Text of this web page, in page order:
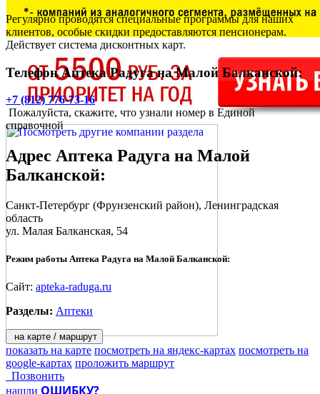
Регулярно проводятся специальные программы для наших
клиентов, особые скидки предоставляются пенсионерам.
Действует система дисконтных карт.
Телефон Аптека Радуга на Малой Балканской:
+7 (812) 776-73-16
Пожалуйста, скажите, что узнали номер в Единой
справочной
Адрес Аптека Радуга на Малой
Балканской:
Санкт-Петербург (Фрунзенский район), Ленинградская
область
ул. Малая Балканская, 54
Режим работы Аптека Радуга на Малой Балканской:
Сайт: apteka-raduga.ru
Разделы: Аптеки
на карте / маршрут
показать на карте посмотреть на яндекс-картах посмотреть на
google-картах проложить маршрут
Позвонить
нашли ОШИБКУ?